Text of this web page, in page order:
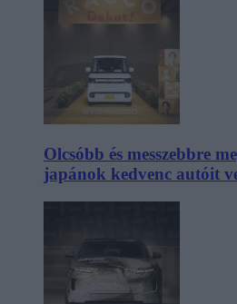
Olcsóbb és messzebbre
japánok kedvenc autóit